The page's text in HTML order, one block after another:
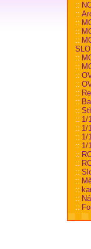
::
::
::
::
::
::
::
::
::
::
::
::
:: 1/
:: 1/
:: 1/
:: 1/
::
::
::
::
::
::
::